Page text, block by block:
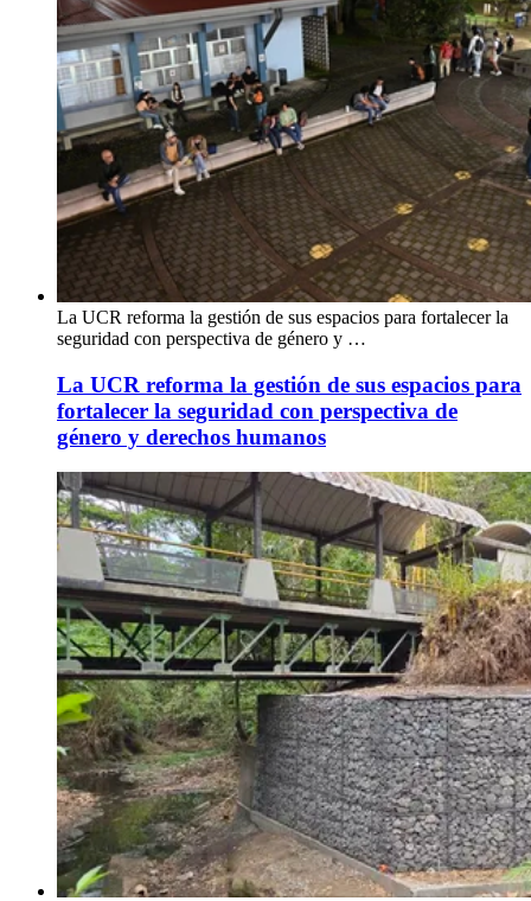
La UCR reforma la gestión de sus espacios para fortalecer la
seguridad con perspectiva de género y …
La UCR reforma la gestión de sus espacios para
fortalecer la seguridad con perspectiva de
género y derechos humanos